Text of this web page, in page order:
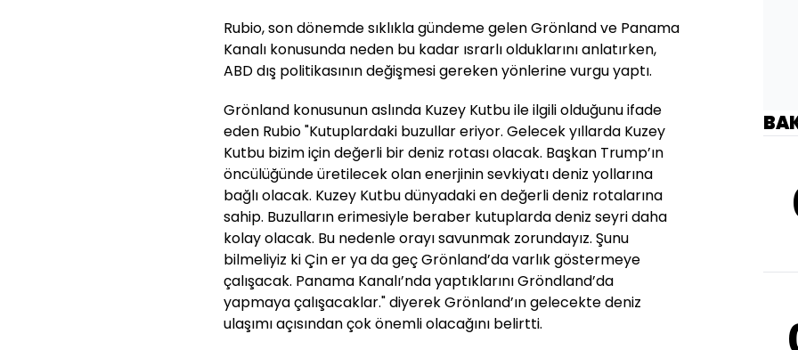
Rubio, son dönemde sıklıkla gündeme gelen Grönland ve Panama
Kanalı konusunda neden bu kadar ısrarlı olduklarını anlatırken,
ABD dış politikasının değişmesi gereken yönlerine vurgu yaptı.
Grönland konusunun aslında Kuzey Kutbu ile ilgili olduğunu ifade
eden Rubio "Kutuplardaki buzullar eriyor. Gelecek yıllarda Kuzey
Kutbu bizim için değerli bir deniz rotası olacak. Başkan Trump’ın
öncülüğünde üretilecek olan enerjinin sevkiyatı deniz yollarına
bağlı olacak. Kuzey Kutbu dünyadaki en değerli deniz rotalarına
sahip. Buzulların erimesiyle beraber kutuplarda deniz seyri daha
kolay olacak. Bu nedenle orayı savunmak zorundayız. Şunu
bilmeliyiz ki Çin er ya da geç Grönland’da varlık göstermeye
çalışacak. Panama Kanalı’nda yaptıklarını Gröndland’da
yapmaya çalışacaklar." diyerek Grönland’ın gelecekte deniz
ulaşımı açısından çok önemli olacağını belirtti.